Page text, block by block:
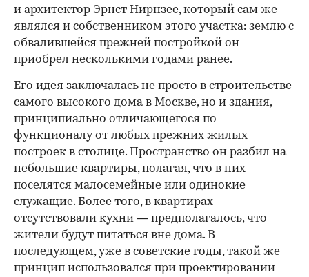
и архитектор Эрнст Нирнзее, который сам же
являлся и собственником этого участка: землю с
обвалившейся прежней постройкой он
приобрел несколькими годами ранее.
Его идея заключалась не просто в строительстве
самого высокого дома в Москве, но и здания,
принципиально отличающегося по
функционалу от любых прежних жилых
построек в столице. Пространство он разбил на
небольшие квартиры, полагая, что в них
поселятся малосемейные или одинокие
служащие. Более того, в квартирах
отсутствовали кухни — предполагалось, что
жители будут питаться вне дома. В
последующем, уже в советские годы, такой же
принцип использовался при проектировании